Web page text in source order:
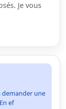
Je vous
demander une
ef